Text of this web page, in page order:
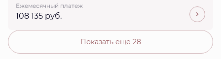
Ежемесячный платеж
108 135 руб.
Показать еще 28